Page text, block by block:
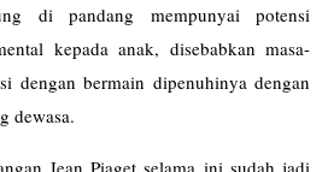
di pandang mempunyai potensi
kepada anak, disebabkan masa-
dengan bermain dipenuhinya dengan
dewasa.
Jean Piaget selama ini sudah jadi